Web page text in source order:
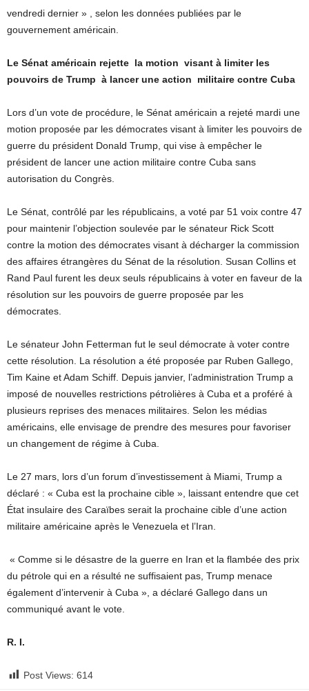
vendredi dernier » , selon les données publiées par le
gouvernement américain.
Le Sénat américain rejette la motion visant à limiter les
pouvoirs de Trump à lancer une action militaire contre Cuba
Lors d’un vote de procédure, le Sénat américain a rejeté mardi une
motion proposée par les démocrates visant à limiter les pouvoirs de
guerre du président Donald Trump, qui vise à empêcher le
président de lancer une action militaire contre Cuba sans
autorisation du Congrès.
Le Sénat, contrôlé par les républicains, a voté par 51 voix contre 47
pour maintenir l’objection soulevée par le sénateur Rick Scott
contre la motion des démocrates visant à décharger la commission
des affaires étrangères du Sénat de la résolution. Susan Collins et
Rand Paul furent les deux seuls républicains à voter en faveur de la
résolution sur les pouvoirs de guerre proposée par les
démocrates.
Le sénateur John Fetterman fut le seul démocrate à voter contre
cette résolution. La résolution a été proposée par Ruben Gallego,
Tim Kaine et Adam Schiff. Depuis janvier, l’administration Trump a
imposé de nouvelles restrictions pétrolières à Cuba et a proféré à
plusieurs reprises des menaces militaires. Selon les médias
américains, elle envisage de prendre des mesures pour favoriser
un changement de régime à Cuba.
Le 27 mars, lors d’un forum d’investissement à Miami, Trump a
déclaré : « Cuba est la prochaine cible », laissant entendre que cet
État insulaire des Caraïbes serait la prochaine cible d’une action
militaire américaine après le Venezuela et l’Iran.
« Comme si le désastre de la guerre en Iran et la flambée des prix
du pétrole qui en a résulté ne suffisaient pas, Trump menace
également d’intervenir à Cuba », a déclaré Gallego dans un
communiqué avant le vote.
R. I.
Post Views: 614